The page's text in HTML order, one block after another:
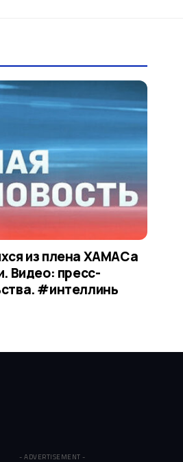
из плена ХАМАСа
Видео: пресс-
#интеллинь
- ADVERTISEMENT -